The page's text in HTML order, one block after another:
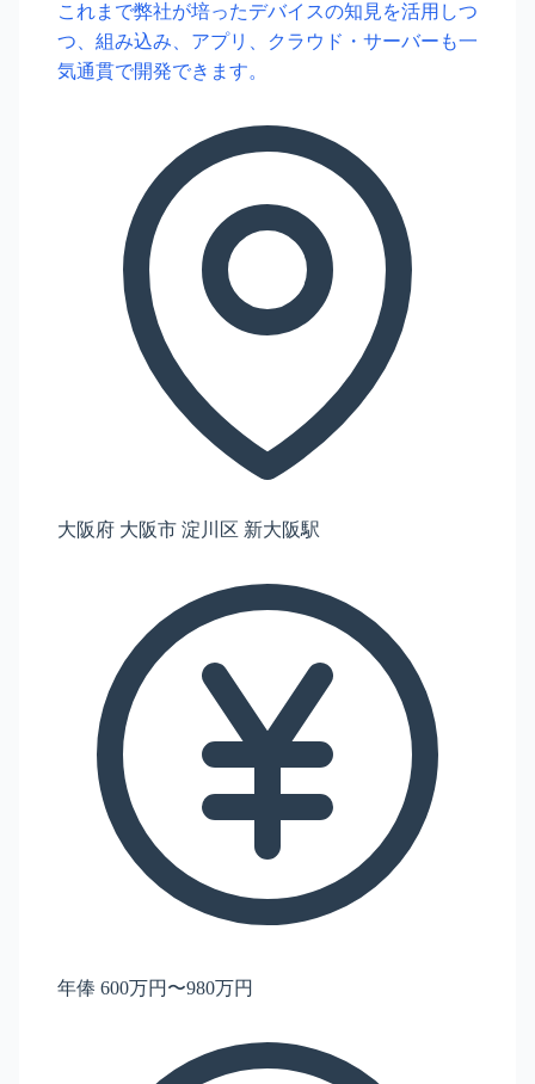
これまで弊社が培ったデバイスの知見を活用しつ
つ、組み込み、アプリ、クラウド・サーバーも一
気通貫で開発できます。
大阪府 大阪市 淀川区 新大阪駅
年俸 600万円〜980万円